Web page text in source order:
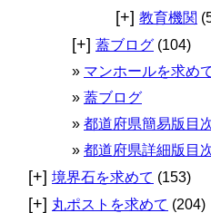
[+] 教育機関
[+] 蓋ブログ (104)
マンホールを求め
蓋ブログ
都道府県簡易版目
都道府県詳細版目
[+] 境界石を求めて (153)
[+] 丸ポストを求めて (204)